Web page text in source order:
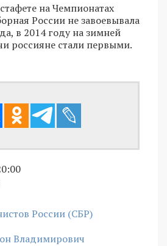
на Чемпионатах
России не завоевывала
в 2014 году на зимней
россияне стали первыми.
России (СБР)
Владимирович